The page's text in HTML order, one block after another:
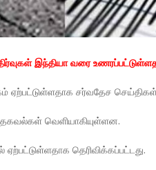
இந்தியா வரை
ஏற்பட்டுள்ளதாக சர்வதேச
வெளியாகியுள்ளன.
தெரிவிக்கப்பட்டது.